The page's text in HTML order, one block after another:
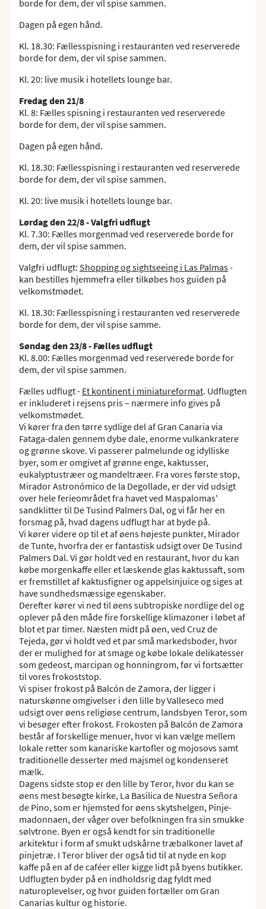
borde for dem, der vil spise sammen.
Dagen på egen hånd.
Kl. 18.30: Fællesspisning i restauranten ved reserverede
borde for dem, der vil spise sammen.
Kl. 20: live musik i hotellets lounge bar.
Fredag den 21/8
Kl. 8: Fælles spisning i restauranten ved reserverede
borde for dem, der vil spise sammen.
Dagen på egen hånd.
Kl. 18.30: Fællesspisning i restauranten ved reserverede
borde for dem, der vil spise sammen.
Kl. 20: live musik i hotellets lounge bar.
Lørdag den 22/8 - Valgfri udflugt
Kl. 7.30: Fælles morgenmad ved reserverede borde for
dem, der vil spise sammen.
Valgfri udflugt: Shopping og sightseeing i Las Palmas-
kan bestilles hjemmefra eller tilkøbes hos guiden på
velkomstmødet.
Kl. 18.30: Fællesspisning i restauranten ved reserverede
borde for dem, der vil spise samme.
Søndag den 23/8 - Fælles udflugt
Kl. 8.00: Fælles morgenmad ved reserverede borde for
dem, der vil spise sammen.
Fælles udflugt - Et kontinent i miniatureformat. Udflugten
er inkluderet i rejsens pris – nærmere info gives på
velkomstmødet.
Vi kører fra den tørre sydlige del af Gran Canaria via
Fataga-dalen gennem dybe dale, enorme vulkankratere
og grønne skove. Vi passerer palmelunde og idylliske
byer, som er omgivet af grønne enge, kaktusser,
eukalyptustræer og mandeltræer. Fra vores første stop,
Mirador Astronómico de la Degollade, er der vid udsigt
over hele ferieområdet fra havet ved Maspalomas'
sandklitter til De Tusind Palmers Dal, og vi får her en
forsmag på, hvad dagens udflugt har at byde på.
Vi kører videre op til et af øens højeste punkter, Mirador
de Tunte, hvorfra der er fantastisk udsigt over De Tusind
Palmers Dal. Vi gør holdt ved en restaurant, hvor du kan
købe morgenkaffe eller et læskende glas kaktussaft, som
er fremstillet af kaktusfigner og appelsinjuice og siges at
have sundhedsmæssige egenskaber.
Derefter kører vi ned til øens subtropiske nordlige del og
oplever på den måde fire forskellige klimazoner i løbet af
blot et par timer. Næsten midt på øen, ved Cruz de
Tejeda, gør vi holdt ved et par små markedsboder, hvor
der er mulighed for at smage og købe lokale delikatesser
som gedeost, marcipan og honningrom, før vi fortsætter
til vores frokoststop.
Vi spiser frokost på Balcón de Zamora, der ligger i
naturskønne omgivelser i den lille by Valleseco med
udsigt over øens religiøse centrum, landsbyen Teror, som
vi besøger efter frokost. Frokosten på Balcón de Zamora
består af forskellige menuer, hvor vi kan vælge mellem
lokale retter som kanariske kartofler og mojosovs samt
traditionelle desserter med majsmel og kondenseret
mælk.
Dagens sidste stop er den lille by Teror, hvor du kan se
øens mest besøgte kirke, La Basilica de Nuestra Señora
de Pino, som er hjemsted for øens skytshelgen, Pinje-
madonnaen, der våger over befolkningen fra sin smukke
sølvtrone. Byen er også kendt for sin traditionelle
arkitektur i form af smukt udskårne træbalkoner lavet af
pinjetræ. I Teror bliver der også tid til at nyde en kop
kaffe på en af de caféer eller kigge lidt på byens butikker.
Udflugten byder på en indholdsrig dag fyldt med
naturoplevelser, og hvor guiden fortæller om Gran
Canarias kultur og historie.